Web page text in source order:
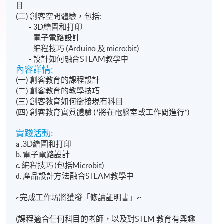
目
(二) 創客空間體驗，包括:
- 3D繪圖和打印
- 電子電路設計
- 編程技巧 (Arduino 及 micro:bit)
- 設計如何融合STEAM教學中
內容詳情:
(一) 創客教育的課程設計
(二) 創客教育的教學技巧
(三) 創客教育如何銜接現有科目
(四) 創客教育實質體驗 (*將在電腦室或工作間進行*)
實踐活動:
a .3D繪圖和打印
b. 電子電路設計
c. 編程技巧 (包括Microbit)
d. 產品設計方法融合STEAM教學中
~完成工作坊將獲發「修讀証明書」~
(課程適合任何科目的老師，以及對STEM 教育有興趣